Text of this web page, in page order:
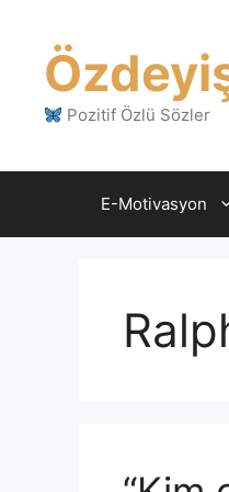
Pozitif Özlü Sözler
E-Motivasyon